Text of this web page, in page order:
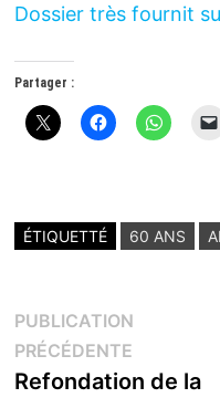
Dossier très fournit
Partager :
ÉTIQUETTÉ 60 ANS
Navigation
de
PUBLICATION
PRÉCÉDENTE
Refondation de la